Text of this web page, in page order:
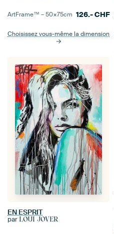
ArtFrame™ –50×75cm 126.-CHF
Choisissez vous-même la dimension
EN ESPRIT
par LOUI JOVER